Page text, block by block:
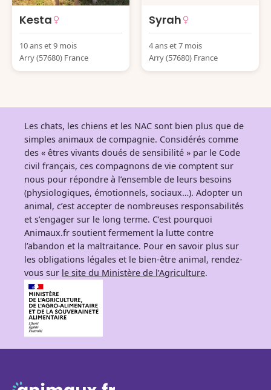
Kesta
10 ans et 9 mois
Arry (57680) France
Syrah
4 ans et 7 mois
Arry (57680) France
Les chats, les chiens et les NAC sont bien plus que de
simples animaux de compagnie. Considérés comme
des « êtres vivants doués de sensibilité » par le Code
civil français, ces compagnons de vie comptent sur
nous pour répondre à l’ensemble de leurs besoins
(physiologiques, émotionnels, sociaux…). Adopter un
animal, c’est accepter de nombreuses responsabilités
et s’engager sur le long terme. C’est pourquoi
Animaux.fr soutient fermement la lutte contre
l’abandon et la maltraitance. Pour en savoir plus sur
les obligations légales et le bien-être animal, rendez-
vous sur le site du Ministère de l’Agriculture.